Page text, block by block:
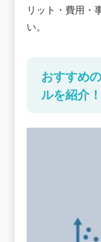
リット・費用・
い。
おすすめ
ルを紹介！